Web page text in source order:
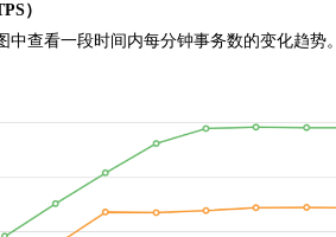
）
中查看一段时间内每分钟事务数的变化趋势。